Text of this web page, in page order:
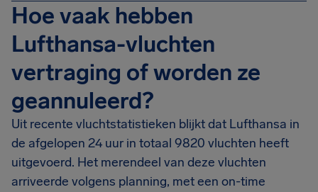
Hoe vaak hebben
Lufthansa-vluchten
vertraging of worden ze
geannuleerd?
Uit recente vluchtstatistieken blijkt dat Lufthansa in
de afgelopen 24 uur in totaal 9820 vluchten heeft
uitgevoerd. Het merendeel van deze vluchten
arriveerde volgens planning, met een on-time